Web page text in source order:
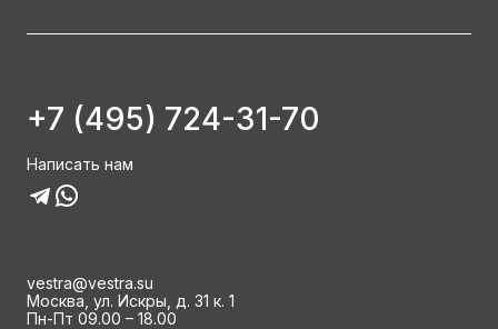
+7 (495) 724-31-70
Написать нам
vestra@vestra.su
Москва, ул. Искры, д. 31 к. 1
Пн-Пт 09.00 – 18.00